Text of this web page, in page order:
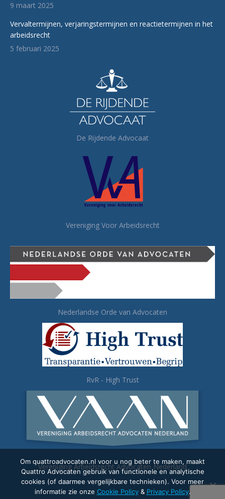
9 maart 2025
Vervaltermijnen, verjaringstermijnen en reactietermijnen in het
arbeidsrecht
5 februari 2025
De Rijdende Advocaat
Vereniging Voor Arbeidsrecht
Nederlandse Orde van Advocaten
RvR - High Trust
Vereniging Arbeidsrecht Advocaten Nederland
Om quattroadvocaten.nl voor u nog beter te maken, maakt
Quattro Advocaten gebruik van functionele en analytische
cookies (of daarmee vergelijkbare technieken). Voor meer
informatie zie onze Cookie Policy& Privacy Policy.